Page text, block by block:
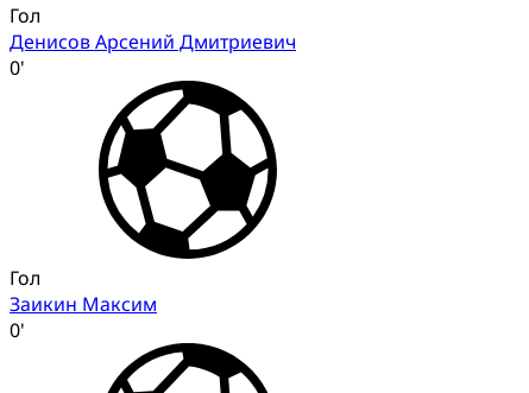
Гол
Денисов Арсений Дмитриевич
0'
Гол
Заикин Максим
0'